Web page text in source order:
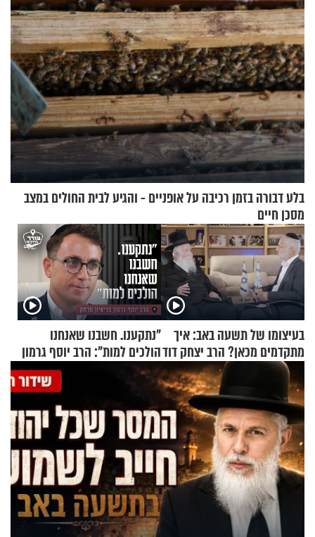
בלע דבורה בזמן רכיבה על אופניים - והגיע לבית החולים במצב
מסכן חיים
בעיצומו של תשעה באב: איך
מתקדמים מכאן? הרב יצחק דוד
גרוסמן בשיחה מיוחדת
"נתקענו. חשבנו שאנחנו
הולכים למות": הרב יוסף גרמון
בריאיון מרתק